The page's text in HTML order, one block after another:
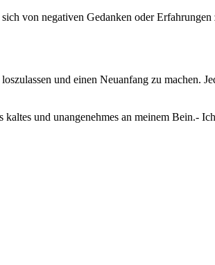
von negativen Gedanken oder
und einen Neuanfang zu machen.
und unangenehmes an meinem Bein.-